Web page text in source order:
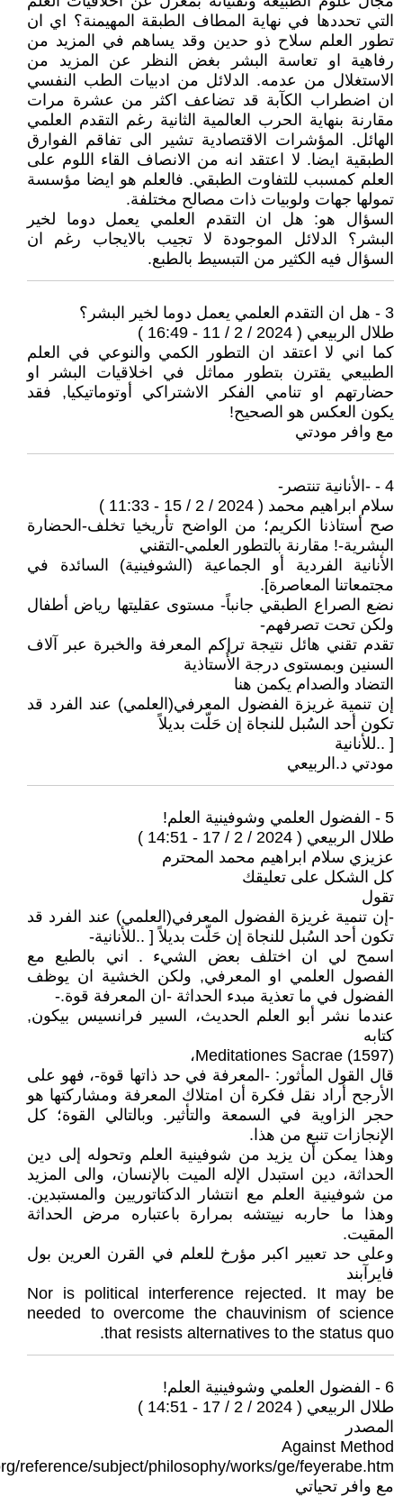
التي تحددها في نهاية المطاف الطبقة المهيمنة؟ اي ان
تطور العلم سلاح ذو حدين وقد يساهم في المزيد من
رفاهية او تعاسة البشر بغض النظر عن المزيد من
الاستغلال من عدمه. الدلائل من ادبيات الطب النفسي
ان اضطراب الكآبة قد تضاعف اكثر من عشرة مرات
مقارنة بنهاية الحرب العالمية الثانية رغم التقدم العلمي
الهائل. المؤشرات الاقتصادية تشير الى تفاقم الفوارق
الطبقية ايضا. لا اعتقد انه من الانصاف القاء اللوم على
العلم كمسبب للتفاوت الطبقي. فالعلم هو ايضا مؤسسة
تمولها جهات ولوبيات ذات مصالح مختلفة.
السؤال هو: هل ان التقدم العلمي يعمل دوما لخير
البشر؟ الدلائل الموجودة لا تجيب بالايجاب رغم ان
السؤال فيه الكثير من التبسيط بالطبع.
3 - هل ان التقدم العلمي يعمل دوما لخير البشر؟
طلال الربيعي ( 2024 / 2 / 11 - 16:49 )
كما اني لا اعتقد ان التطور الكمي والنوعي في العلم
الطبيعي يقترن بتطور مماثل في اخلاقيات البشر او
حضارتهم او تنامي الفكر الاشتراكي أوتوماتيكيا, فقد
يكون العكس هو الصحيح!
مع وافر مودتي
4 - -الأنانية تنتصر-
سلام ابراهيم محمد ( 2024 / 2 / 15 - 11:33 )
صح أستاذنا الكريم؛ من الواضح تأريخيا تخلف-الحضارة
البشرية-! مقارنة بالتطور العلمي-التقني
الأنانية الفردية أو الجماعية (الشوفينية) السائدة في
مجتمعاتنا المعاصرة].
نضع الصراع الطبقي جانباً- مستوى عقليتها رياض أطفال
ولكن تحت تصرفهم-
تقدم تقني هائل نتيجة تراكم المعرفة والخبرة عبر آلاف
السنين وبمستوى درجة الأُستاذية
التضاد والصدام يكمن هنا
إن تنمية غريزة الفضول المعرفي(العلمي) عند الفرد قد
تكون أحد السُبل للنجاة إن حَلّت بديلاً
[ ..للأنانية
مودتي د.الربيعي
5 - الفضول العلمي وشوفينية العلم!
طلال الربيعي ( 2024 / 2 / 17 - 14:51 )
عزيزي سلام ابراهيم محمد المحترم
كل الشكل على تعليقك
تقول
-إن تنمية غريزة الفضول المعرفي(العلمي) عند الفرد قد
تكون أحد السُبل للنجاة إن حَلّت بديلاً [ ..للأنانية-
اسمح لي ان اختلف بعض الشيء . اني بالطبع مع
الفصول العلمي او المعرفي, ولكن الخشية ان يوظف
الفضول في ما تعذية مبدء الحداثة -ان المعرفة قوة.-
عندما نشر أبو العلم الحديث، السير فرانسيس بيكون,
كتابه
Meditationes Sacrae (1597)،
قال القول المأثور: -المعرفة في حد ذاتها قوة-، فهو على
الأرجح أراد نقل فكرة أن امتلاك المعرفة ومشاركتها هو
حجر الزاوية في السمعة والتأثير. وبالتالي القوة؛ كل
الإنجازات تنبع من هذا.
وهذا يمكن أن يزيد من شوفينية العلم وتحوله إلى دين
الحداثة، دين استبدل الإله الميت بالإنسان، والى المزيد
من شوفينية العلم مع انتشار الدكتاتوريين والمستبدين.
وهذا ما حاربه نييتشه بمرارة باعتباره مرض الحداثة
المقيت.
وعلى حد تعبير اكبر مؤرخ للعلم في القرن العرين بول
فايرآبند
Nor is political interference rejected. It may be
needed to overcome the chauvinism of science
that resists alternatives to the status quo.
6 - الفضول العلمي وشوفينية العلم!
طلال الربيعي ( 2024 / 2 / 17 - 14:51 )
المصدر
Against Method
reference/subject/philosophy/works/ge/feyerabe.htm
مع وافر تحياتي